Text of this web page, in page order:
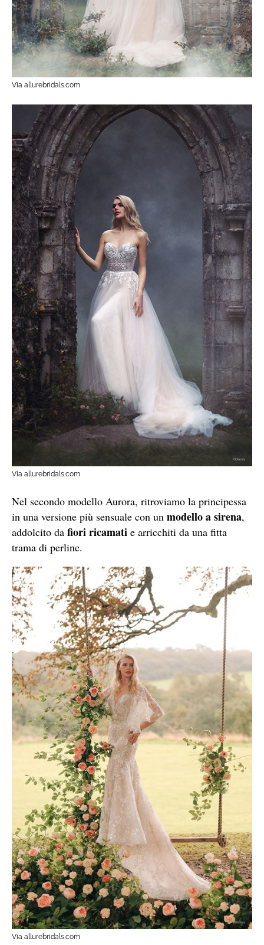
Via allurebridals.com
Via allurebridals.com
Nel secondo modello Aurora, ritroviamo la principessa
in una versione più sensuale con un modello a sirena,
addolcito da fiori ricamati e arricchiti da una fitta
trama di perline.
Via allurebridals.com